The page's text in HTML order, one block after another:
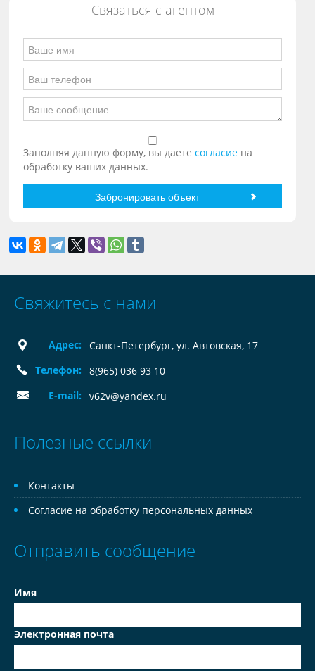
Связаться с агентом
Заполняя данную форму, вы даетесогласие на
обработку ваших данных.
Свяжитесь с нами
Адрес:
Санкт-Петербург, ул. Автовская, 17
Телефон:
8(965) 036 93 10
E-mail:
v62v@yandex.ru
Полезные ссылки
Контакты
Согласие на обработку персональных данных
Отправить сообщение
Имя
Электронная почта